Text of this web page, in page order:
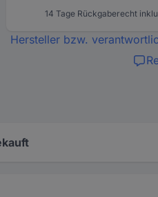
14 Tage Rückgaberecht
Hersteller bzw.